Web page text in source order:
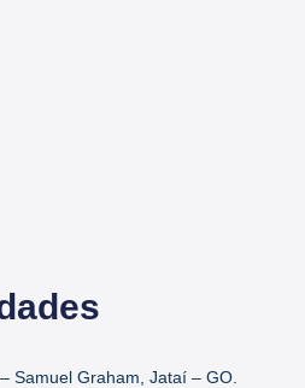
Samuel Graham, Jataí – GO.